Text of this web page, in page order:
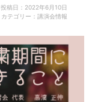
投稿日：2022年6月10日
カテゴリー：講演会情報